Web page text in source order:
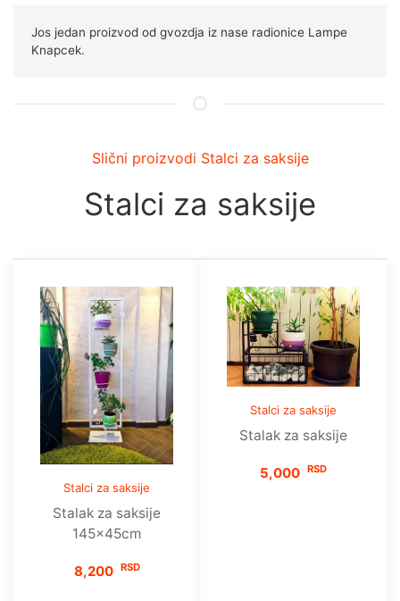
Jos jedan proizvod od gvozdja iz nase radionice Lampe
Knapcek.
Slični proizvodi Stalci za saksije
Stalci za saksije
Stalci za saksije
Stalak za saksije
145x45cm
8,200 RSD
Stalci za saksije
Stalak za saksije
5,000 RSD